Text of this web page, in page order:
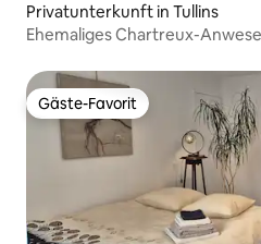
Privatunterkunft in Tullins
Ehemaliges Chartreux-
Gäste-Favorit
Gäste-Favorit